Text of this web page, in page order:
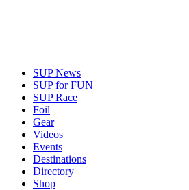
SUP News
SUP for FUN
SUP Race
Foil
Gear
Videos
Events
Destinations
Directory
Shop